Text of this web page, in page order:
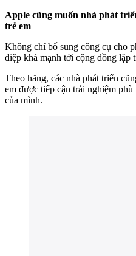
Apple cũng muốn nhà phát
trẻ em
Không chỉ bổ sung công cụ cho
điệp khá mạnh tới cộng đồng lập
Theo hãng, các nhà phát triển
em được tiếp cận trải nghiệm
của mình.